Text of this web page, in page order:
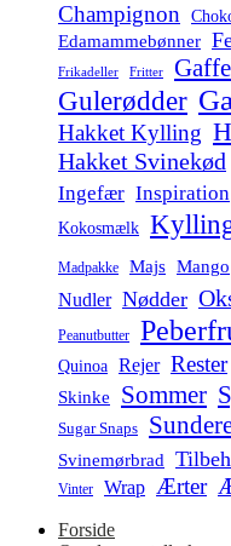
Champignon
Edamammebønner
Frikadeller Fritter
Gulerødder
Hakket Kylling
Hakket Svinekød
Ingefær Inspiration
Kokosmælk
Madpakke Majs Mango
Nudler Nødder
Peanutbutter
Quinoa Rejer Rester
Skinke Sommer
Sugar Snaps
Svinemørbrad
Vinter Wrap Ærter
Forside